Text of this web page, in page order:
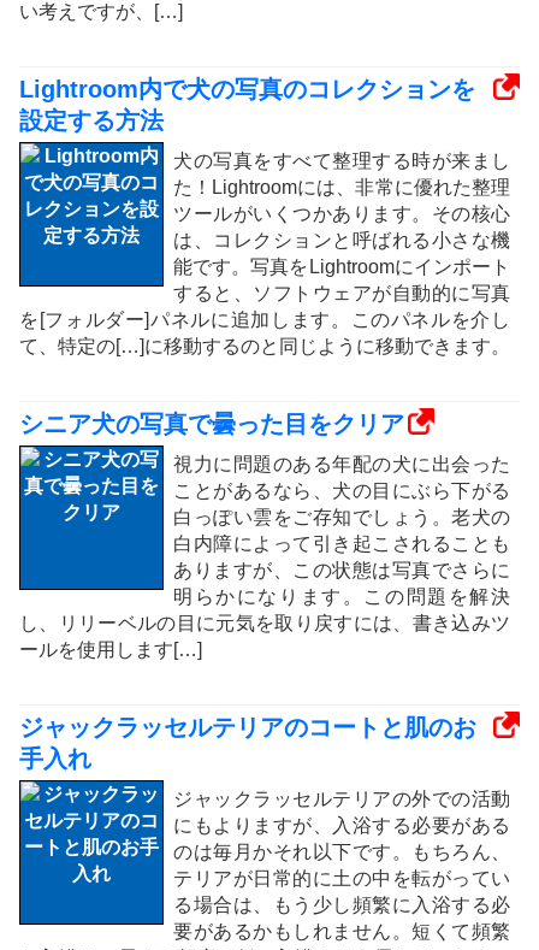
い考えですが、[…]
Lightroom内で犬の写真のコレクションを
設定する方法
犬の写真をすべて整理する時が来まし
た！Lightroomには、非常に優れた整理
ツールがいくつかあります。その核心
は、コレクションと呼ばれる小さな機
能です。写真をLightroomにインポート
すると、ソフトウェアが自動的に写真
を[フォルダー]パネルに追加します。このパネルを介し
て、特定の[…]に移動するのと同じように移動できます。
シニア犬の写真で曇った目をクリア
視力に問題のある年配の犬に出会った
ことがあるなら、犬の目にぶら下がる
白っぽい雲をご存知でしょう。老犬の
白内障によって引き起こされることも
ありますが、この状態は写真でさらに
明らかになります。この問題を解決
し、リリーベルの目に元気を取り戻すには、書き込みツ
ールを使用します[…]
ジャックラッセルテリアのコートと肌のお
手入れ
ジャックラッセルテリアの外での活動
にもよりますが、入浴する必要がある
のは毎月かそれ以下です。もちろん、
テリアが日常的に土の中を転がってい
る場合は、もう少し頻繁に入浴する必
要があるかもしれません。短くて頻繁